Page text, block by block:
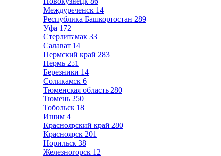
Междуреченск 14
Республика Башкортостан 289
Уфа 172
Стерлитамак 33
Салават 14
Пермский край 283
Пермь 231
Березники 14
Соликамск 6
Тюменская область 280
Тюмень 250
Тобольск 18
Ишим 4
Красноярский край 280
Красноярск 201
Норильск 38
Железногорск 12